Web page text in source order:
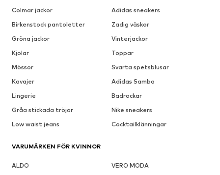
Colmar jackor
Adidas sneakers
Birkenstock pantoletter
Zadig väskor
Gröna jackor
Vinterjackor
Kjolar
Toppar
Mössor
Svarta spetsblusar
Kavajer
Adidas Samba
Lingerie
Badrockar
Gråa stickada tröjor
Nike sneakers
Low waist jeans
Cocktailklänningar
VARUMÄRKEN FÖR KVINNOR
ALDO
VERO MODA